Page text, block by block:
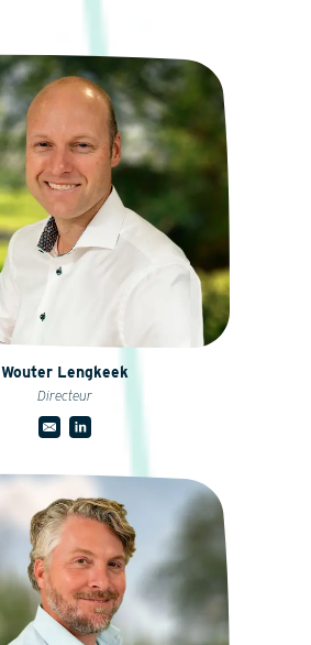
Wouter Lengkeek
Directeur